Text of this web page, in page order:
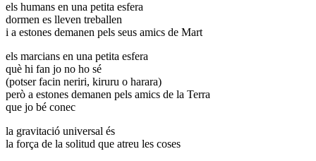
els humans en una petita esfera
dormen es lleven treballen
i a estones demanen pels seus amics de Mart
els marcians en una petita esfera
què hi fan jo no ho sé
(potser facin neriri, kiruru o harara)
però a estones demanen pels amics de la Terra
que jo bé conec
la gravitació universal és
la força de la solitud que atreu les coses